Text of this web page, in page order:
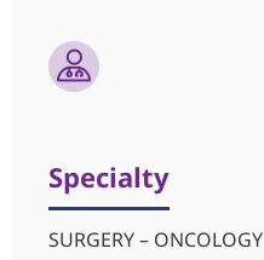
Specialty
SURGERY – ONCOLOGY